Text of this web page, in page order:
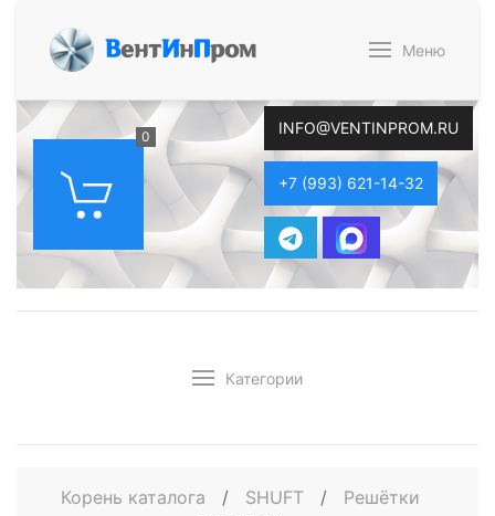
ВентИнПром Меню
0 INFO@VENTINPROM.RU
+7 (993) 621-14-32
Категории
Корень каталога / SHUFT /
Решётки